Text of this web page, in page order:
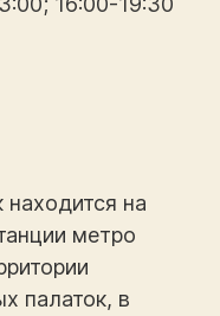
на
метро
палаток, в